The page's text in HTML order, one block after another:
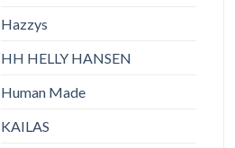
Hazzys
HH HELLY HANSEN
Human Made
KAILAS